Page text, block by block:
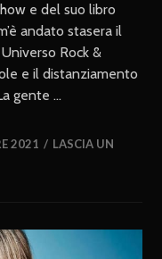
e del suo libro
andato stasera il
Rock &
e il distanziamento
gente …
2021
LASCIA UN